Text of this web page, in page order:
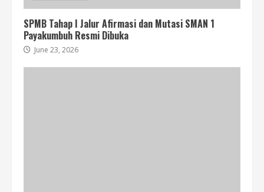
SPMB Tahap I Jalur Afirmasi dan Mutasi SMAN 1
Payakumbuh Resmi Dibuka
June 23, 2026